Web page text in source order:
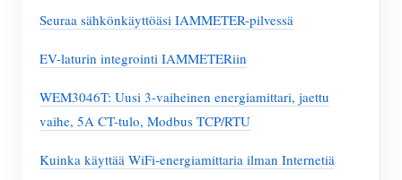
Seuraa sähkönkäyttöäsi IAMMETER-pilvessä
EV-laturin integrointi IAMMETERiin
WEM3046T: Uusi 3-vaiheinen energiamittari, jaettu
vaihe, 5A CT-tulo, Modbus TCP/RTU
Kuinka käyttää WiFi-energiamittaria ilman Internetiä